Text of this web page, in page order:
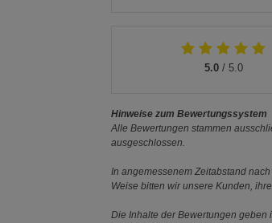
5.0/ 5.0
Hinweise zum Bewertungssystem
Alle Bewertungen stammen
ausgeschlossen.
In angemessenem Zeitabstand
Weise bitten wir unsere Kunden,
Die Inhalte der Bewertungen